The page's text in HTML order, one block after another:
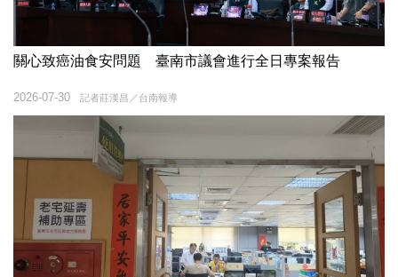
關心致癌油食安問題 臺南市議會進行全日專案報告
記者莊漢昌／台南報導
2026-07-30